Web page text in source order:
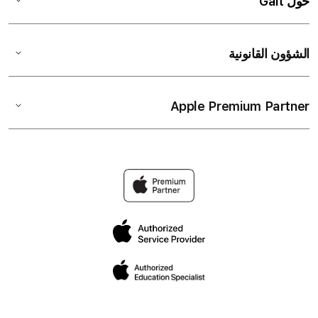
الشؤون القانونية
Apple Premium Partner